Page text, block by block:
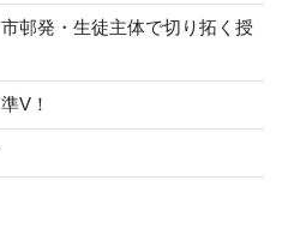
邨発・生徒主体で切り拓く授
V！